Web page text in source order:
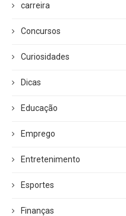
carreira
Concursos
Curiosidades
Dicas
Educação
Emprego
Entretenimento
Esportes
Finanças